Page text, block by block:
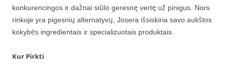
konkurencingos ir dažnai siūlo geresnę vertę už pinigus. Nors
rinkoje yra pigesnių alternatyvų, Josera išsiskiria savo aukštos
kokybės ingredientais ir specializuotais produktais.
Kur Pirkti